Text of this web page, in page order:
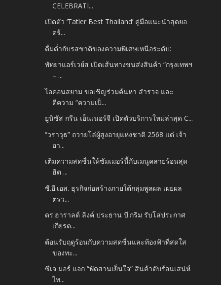
CELEBRATI...
เปิดตัว ‘Tatler Best Thailand’ คู่มือแนะนำสุดยอ
ดร้...
ดื่มด่ำกับรสชาติของความพิเศษเหนือระดับ:
พัทยาแอร์เวย์ส เปิดเส้นทางขนส่งสินค้า “กรุงเทพฯ
– ...
ไอคอนสยาม ขอเชิญร่วมค้นหา สำรวจ และ
ตีความ “ความเป็...
ยูนิซัส กรีน เอ็นเนอร์จี เปิดตัวบริการใหม่ล่าสุด C...
“วราวุธ” ถวายโล่ผู้สูงอายุแห่งชาติ 2568 แด่ เจ้า
อา...
เติมความสดชื่นให้ซัมเมอร์นี้กับเมนูคลายร้อนสุด
ฮิต ...
ซี.อี.เอส. ธุรกิจก่อสร้างภายใต้กลุ่มพูลผล เผยผล
ตรว...
ดร.ฮาราลด์ ลิงค์ ประธาน บี.กริม รับโล่ประกาศ
เกียรต...
ต้อนรับฤดูร้อนกับความสดชื่นและท้องฟ้าที่สดใส
ของทะ...
ซีเจ มอร์ แจก “พัดสานเย็นใจ” สินค้าดับร้อนเสน่ห์
ไท...